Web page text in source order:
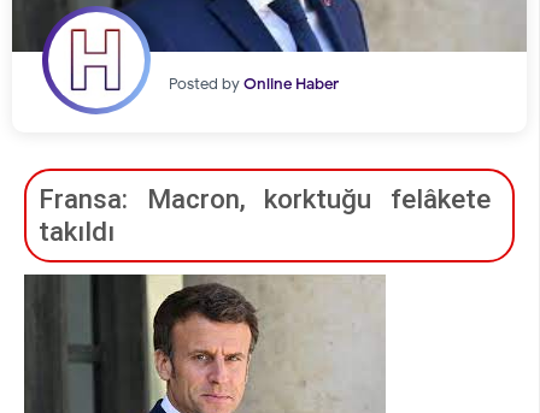
Posted byOnline Haber
Fransa: Macron, korktuğu felâkete
takıldı